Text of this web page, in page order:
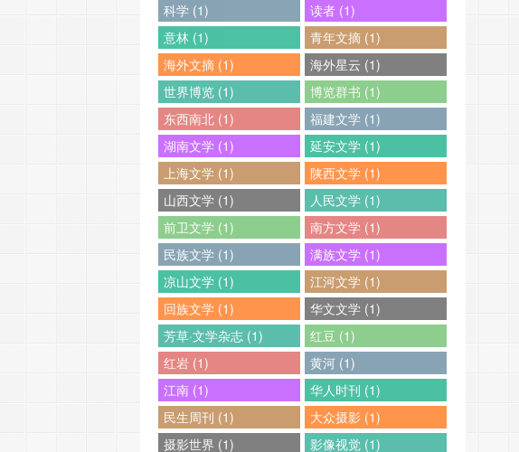
科学 (1)
读者 (1)
意林 (1)
青年文摘 (1)
海外文摘 (1)
海外星云 (1)
世界博览 (1)
博览群书 (1)
东西南北 (1)
福建文学 (1)
湖南文学 (1)
延安文学 (1)
上海文学 (1)
陕西文学 (1)
山西文学 (1)
人民文学 (1)
前卫文学 (1)
南方文学 (1)
民族文学 (1)
满族文学 (1)
凉山文学 (1)
江河文学 (1)
回族文学 (1)
华文文学 (1)
芳草·文学杂志 (1)
红豆 (1)
红岩 (1)
黄河 (1)
江南 (1)
华人时刊 (1)
民生周刊 (1)
大众摄影 (1)
摄影世界 (1)
影像视觉 (1)